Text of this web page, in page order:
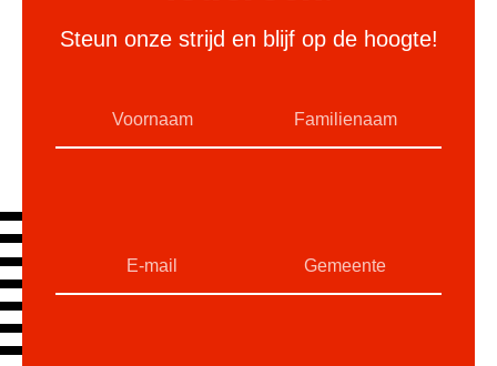
Steun onze strijd en blijf op de hoogte!